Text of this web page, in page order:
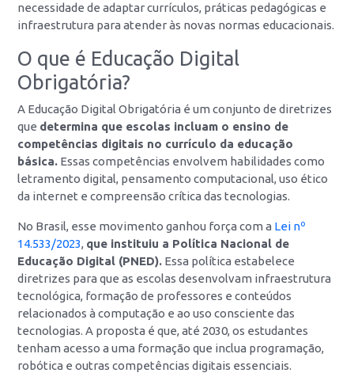
necessidade de adaptar currículos, práticas pedagógicas e
infraestrutura para atender às novas normas educacionais.
O que é Educação Digital
Obrigatória?
A Educação Digital Obrigatória é um conjunto de diretrizes
que determina que escolas incluam o ensino de
competências digitais no currículo da educação
básica. Essas competências envolvem habilidades como
letramento digital, pensamento computacional, uso ético
da internet e compreensão crítica das tecnologias.
No Brasil, esse movimento ganhou força com a Lei nº
14.533/2023, que instituiu a Política Nacional de
Educação Digital (PNED). Essa política estabelece
diretrizes para que as escolas desenvolvam infraestrutura
tecnológica, formação de professores e conteúdos
relacionados à computação e ao uso consciente das
tecnologias. A proposta é que, até 2030, os estudantes
tenham acesso a uma formação que inclua programação,
robótica e outras competências digitais essenciais.